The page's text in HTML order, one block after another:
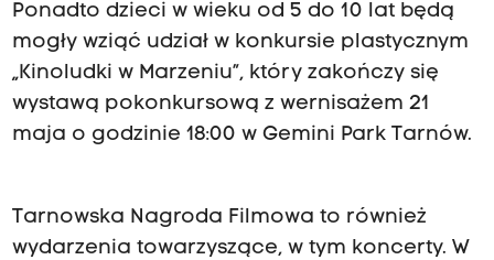
Ponadto dzieci w wieku od 5 do 10 lat będą
mogły wziąć udział w konkursie plastycznym
„Kinoludki w Marzeniu”, który zakończy się
wystawą pokonkursową z wernisażem 21
maja o godzinie 18:00 w Gemini Park Tarnów.
Tarnowska Nagroda Filmowa to również
wydarzenia towarzyszące, w tym koncerty. W